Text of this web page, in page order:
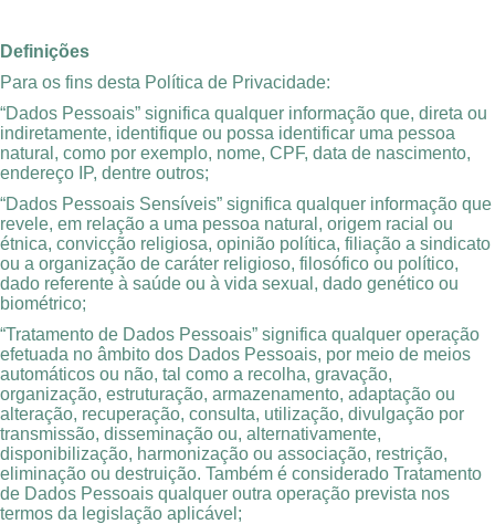
Definições
Para os fins desta Política de Privacidade:
“Dados Pessoais” significa qualquer informação que, direta ou
indiretamente, identifique ou possa identificar uma pessoa
natural, como por exemplo, nome, CPF, data de nascimento,
endereço IP, dentre outros;
“Dados Pessoais Sensíveis” significa qualquer informação que
revele, em relação a uma pessoa natural, origem racial ou
étnica, convicção religiosa, opinião política, filiação a sindicato
ou a organização de caráter religioso, filosófico ou político,
dado referente à saúde ou à vida sexual, dado genético ou
biométrico;
“Tratamento de Dados Pessoais” significa qualquer operação
efetuada no âmbito dos Dados Pessoais, por meio de meios
automáticos ou não, tal como a recolha, gravação,
organização, estruturação, armazenamento, adaptação ou
alteração, recuperação, consulta, utilização, divulgação por
transmissão, disseminação ou, alternativamente,
disponibilização, harmonização ou associação, restrição,
eliminação ou destruição. Também é considerado Tratamento
de Dados Pessoais qualquer outra operação prevista nos
termos da legislação aplicável;